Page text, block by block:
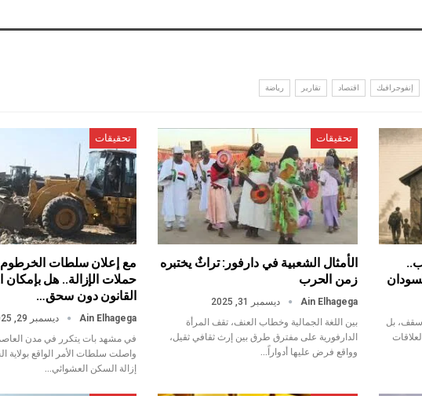
إنفوجرافيك اقتصاد تقارير رياضة
بل
تحقيقات
الأمثال الشعبية في دارفور: تراثٌ يختبره
زمن الحرب
Ain Elhagega
ديسمبر 31, 2025
بين اللغة الجمالية وخطاب العنف، تقف المرأة
الدارفورية على مفترق طرق بين إرث ثقافي ثقيل،
وواقع فرض عليها أدواراً…
تحقيقات
مع إعلان سلطات
حملات الإزالة.. هل
القانون دون سحق…
Ain Elhagega
ديسمبر 29, 2025
في مشهد بات يتكرر في مدن
واصلت سلطات الأمر الواقع بولاية
إزالة السكن العشوائي…